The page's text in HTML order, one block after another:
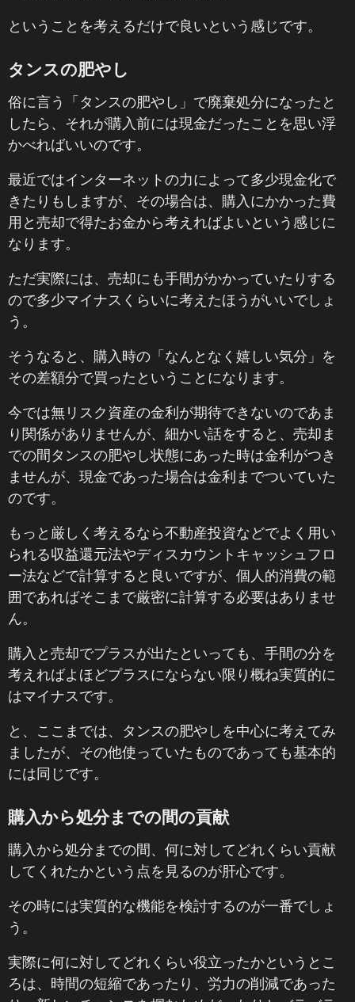
ということを考えるだけで良いという感じです。
タンスの肥やし
俗に言う「タンスの肥やし」で廃棄処分になったと
したら、それが購入前には現金だったことを思い浮
かべればいいのです。
最近ではインターネットの力によって多少現金化で
きたりもしますが、その場合は、購入にかかった費
用と売却で得たお金から考えればよいという感じに
なります。
ただ実際には、売却にも手間がかかっていたりする
ので多少マイナスくらいに考えたほうがいいでしょ
う。
そうなると、購入時の「なんとなく嬉しい気分」を
その差額分で買ったということになります。
今では無リスク資産の金利が期待できないのであま
り関係がありませんが、細かい話をすると、売却ま
での間タンスの肥やし状態にあった時は金利がつき
ませんが、現金であった場合は金利までついていた
のです。
もっと厳しく考えるなら不動産投資などでよく用い
られる収益還元法やディスカウントキャッシュフロ
ー法などで計算すると良いですが、個人的消費の範
囲であればそこまで厳密に計算する必要はありませ
ん。
購入と売却でプラスが出たといっても、手間の分を
考えればよほどプラスにならない限り概ね実質的に
はマイナスです。
と、ここまでは、タンスの肥やしを中心に考えてみ
ましたが、その他使っていたものであっても基本的
には同じです。
購入から処分までの間の貢献
購入から処分までの間、何に対してどれくらい貢献
してくれたかという点を見るのが肝心です。
その時には実質的な機能を検討するのが一番でしょ
う。
実際に何に対してどれくらい役立ったかというとこ
ろは、時間の短縮であったり、労力の削減であった